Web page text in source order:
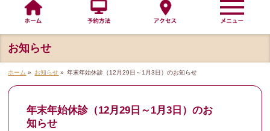
お知らせ
ホーム » お知らせ » 年末年始休診（12月29日～1月3日）のお知らせ
年末年始休診（12月29日～1月3日）のお
知らせ